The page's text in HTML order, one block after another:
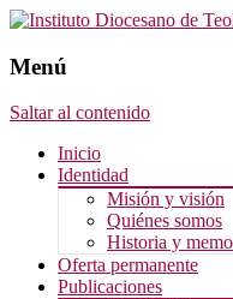
Menú
Saltar al contenido
Inicio
Identidad
Misión y visión
Quiénes somos
Historia y
Oferta permanente
Publicaciones